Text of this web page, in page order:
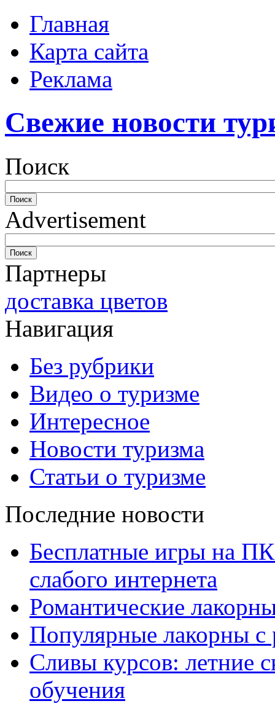
Главная
Карта сайта
Реклама
Свежие новости
Поиск
Advertisement
Партнеры
доставка цветов
Навигация
Без рубрики
Видео о туризме
Интересное
Новости туризма
Статьи о туризме
Последние новости
Бесплатные игры на
слабого интернета
Романтические
Популярные лакорны с
Сливы курсов: летние
обучения